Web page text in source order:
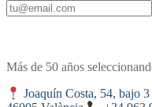
Más de 50 años
Joaquín Costa, 54, bajo 3